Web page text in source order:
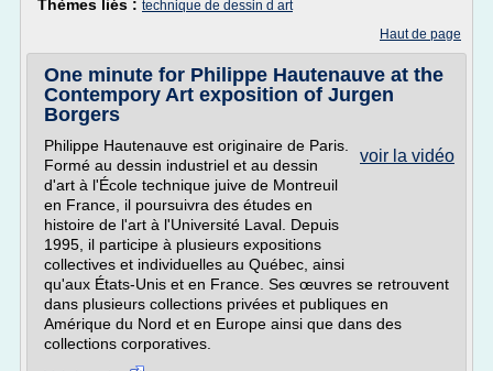
Thèmes liés : technique de dessin d art
Haut de page
One minute for Philippe Hautenauve at the
Contempory Art exposition of Jurgen
Borgers
voir la vidéo
Philippe Hautenauve est originaire de Paris.
Formé au dessin industriel et au dessin
d'art à l'École technique juive de Montreuil
en France, il poursuivra des études en
histoire de l'art à l'Université Laval. Depuis
1995, il participe à plusieurs expositions
collectives et individuelles au Québec, ainsi
qu'aux États-Unis et en France. Ses œuvres se retrouvent
dans plusieurs collections privées et publiques en
Amérique du Nord et en Europe ainsi que dans des
collections corporatives.